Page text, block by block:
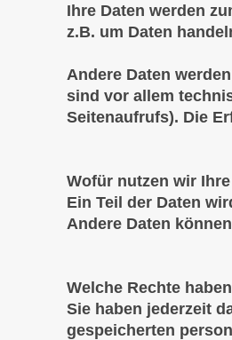
Ihre Daten werden
z.B. um Daten
Andere Daten
sind vor allem
Seitenaufrufs). Die
Wofür nutzen wir
Ein Teil der Daten
Andere Daten
Welche Rechte
Sie haben jederzeit
gespeicherten